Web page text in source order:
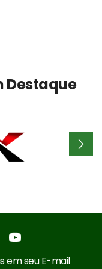
Destaque
Youtube
em seu E-mail